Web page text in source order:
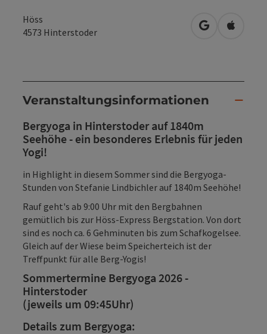
Höss
4573 Hinterstoder in Google
in
Veranstaltungsinformationen
Bergyoga in Hinterstoder auf 1840m
Seehöhe - ein besonderes Erlebnis für jeden
Yogi!
in Highlight in diesem Sommer sind die Bergyoga-
Stunden von Stefanie Lindbichler auf 1840m Seehöhe!
Rauf geht's ab 9:00 Uhr mit den Bergbahnen
gemütlich bis zur Höss-Express Bergstation. Von dort
sind es noch ca. 6 Gehminuten bis zum Schafkogelsee.
Gleich auf der Wiese beim Speicherteich ist der
Treffpunkt für alle Berg-Yogis!
Sommertermine Bergyoga 2026 -
Hinterstoder
(jeweils um 09:45Uhr)
Details zum Bergyoga: